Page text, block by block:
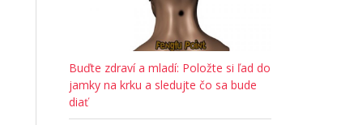
Buďte zdraví a mladí: Položte si ľad do
jamky na krku a sledujte čo sa bude
diať